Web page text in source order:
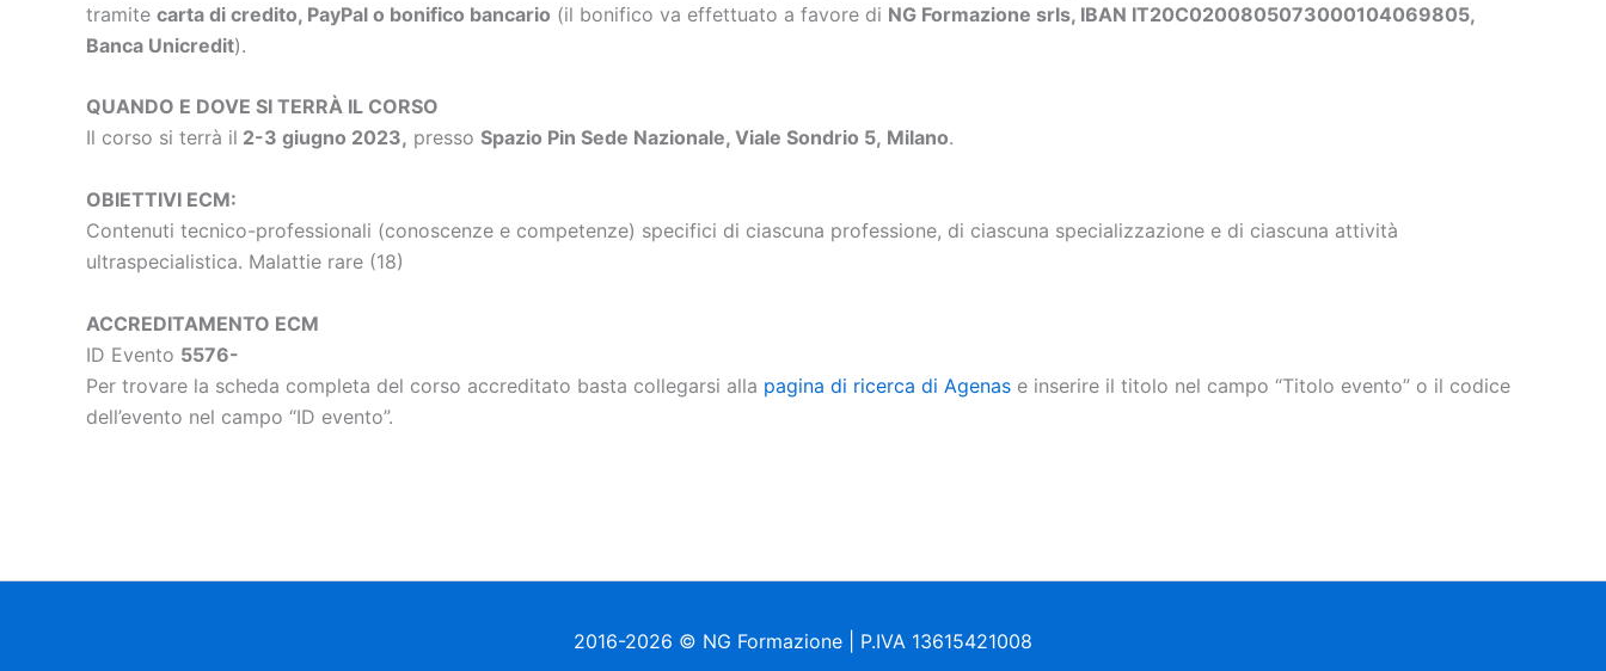
tramite carta di credito, PayPal o bonifico bancario (il bonifico va effettuato a favore di NG Formazione srls, IBAN IT20C0200805073000104069805,
Banca Unicredit).
QUANDO E DOVE SI TERRÀ IL CORSO
Il corso si terrà il 2-3 giugno 2023, presso Spazio Pin Sede Nazionale, Viale Sondrio 5, Milano.
OBIETTIVI ECM:
Contenuti tecnico-professionali (conoscenze e competenze) specifici di ciascuna professione, di ciascuna specializzazione e di ciascuna attività
ultraspecialistica. Malattie rare (18)
ACCREDITAMENTO ECM
ID Evento 5576-
Per trovare la scheda completa del corso accreditato basta collegarsi alla pagina di ricerca di Agenas e inserire il titolo nel campo “Titolo evento” o il codice
dell’evento nel campo “ID evento”.
2016-2026 © NG Formazione | P.IVA 13615421008